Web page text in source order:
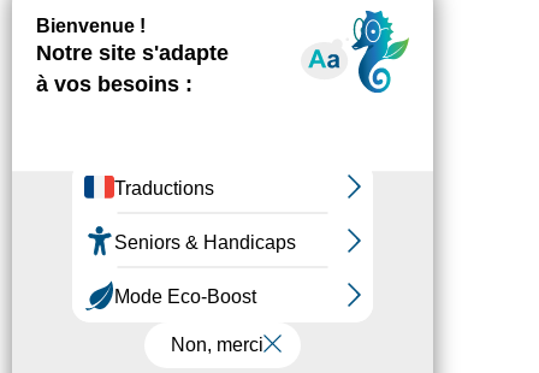
Actualités
Mentions légales